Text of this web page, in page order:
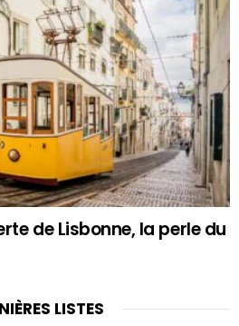
de Lisbonne, la perle du
LISTES